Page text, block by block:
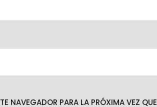
NAVEGADOR PARA LA PRÓXIMA VEZ QUE